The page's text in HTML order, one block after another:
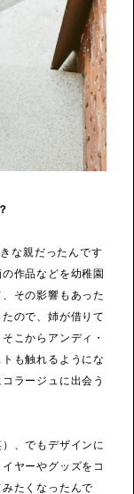
な親だったんです
作品などを幼稚園
その影響もあった
ので、姉が借りて
こからアンディ・
も触れるようにな
ラージュに出会う
、でもデザインに
ヤーやグッズをコ
たくなったんで